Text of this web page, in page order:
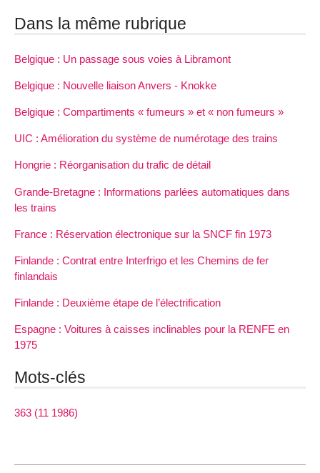
Dans la même rubrique
Belgique : Un passage sous voies à Libramont
Belgique : Nouvelle liaison Anvers - Knokke
Belgique : Compartiments « fumeurs » et « non fumeurs »
UIC : Amélioration du système de numérotage des trains
Hongrie : Réorganisation du trafic de détail
Grande-Bretagne : Informations parlées automatiques dans
les trains
France : Réservation électronique sur la SNCF fin 1973
Finlande : Contrat entre Interfrigo et les Chemins de fer
finlandais
Finlande : Deuxième étape de l’électrification
Espagne : Voitures à caisses inclinables pour la RENFE en
1975
Mots-clés
363 (11 1986)